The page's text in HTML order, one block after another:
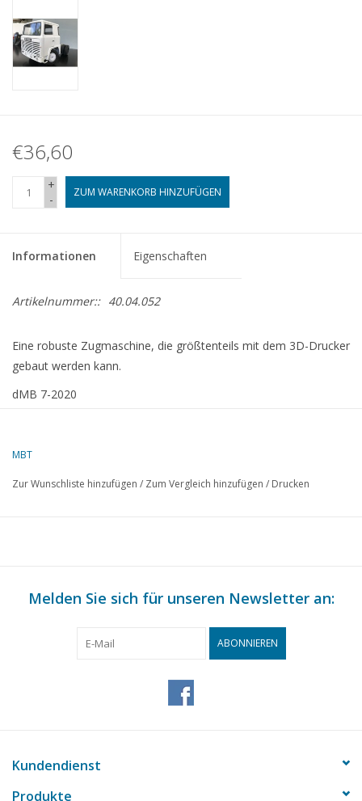
€36,60
+
-
ZUM WARENKORB HINZUFÜGEN
Informationen Eigenschaften
Artikelnummer:: 40.04.052
Eine robuste Zugmaschine, die größtenteils mit dem 3D-Drucker
gebaut werden kann.
dMB 7-2020
MBT
Zur Wunschliste hinzufügen / Zum Vergleich hinzufügen / Drucken
Melden Sie sich für unseren Newsletter an:
ABONNIEREN
Kundendienst
Produkte